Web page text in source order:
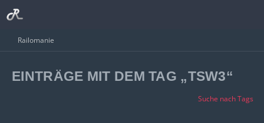
Railomanie
EINTRÄGE MIT DEM TAG „TSW3“
Suche nach Tags